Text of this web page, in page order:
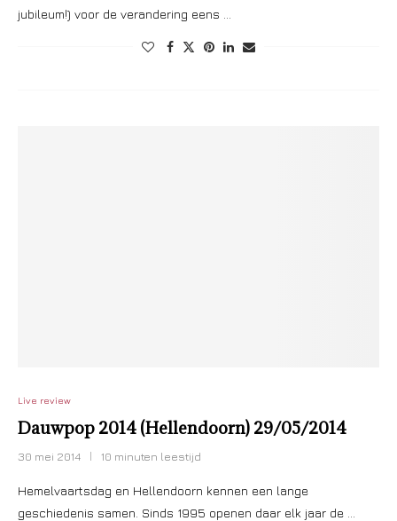
jubileum!) voor de verandering eens …
Live review
Dauwpop 2014 (Hellendoorn) 29/05/2014
30 mei 2014 10 minuten leestijd
Hemelvaartsdag en Hellendoorn kennen een lange
geschiedenis samen. Sinds 1995 openen daar elk jaar de …